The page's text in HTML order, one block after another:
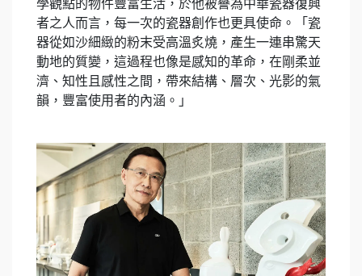
學觀點的物件豐富生活，於他被譽為中華瓷器復興
者之人而言，每一次的瓷器創作也更具使命。「瓷
器從如沙細緻的粉末受高溫炙燒，產生一連串驚天
動地的質變，這過程也像是感知的革命，在剛柔並
濟、知性且感性之間，帶來結構、層次、光影的氣
韻，豐富使用者的內涵。」